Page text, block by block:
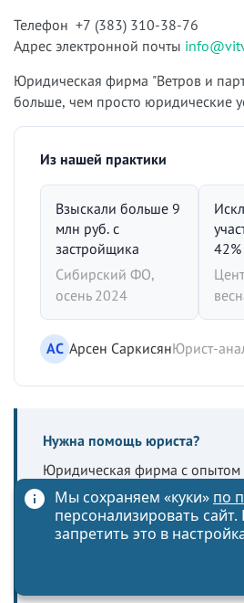
Телефон +7 (383) 310-38-76
Адрес электронной почты
Юридическая фирма "Ветров и
больше, чем просто юридические
Из нашей практики
Взыскали больше 9
млн руб. с
застройщика
Сибирский ФО,
осень 2024
АС Арсен СаркисянЮрист-
Нужна помощь юриста?
Юридическая фирма с опытом
оценка ситуации — бесплатно.
Получить консультацию
Мы сохраняем «куки» по
персонализировать
запретить это в